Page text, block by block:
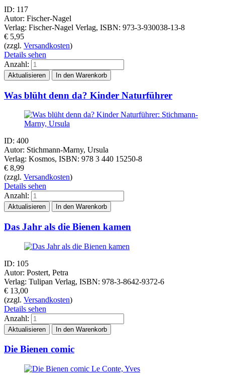
ID: 117
Autor: Fischer-Nagel
Verlag: Fischer-Nagel Verlag, ISBN: 973-3-930038-13-8
€ 5,95
(zzgl. Versandkosten)
Details sehen
Anzahl:
Was blüht denn da? Kinder Naturführer
ID: 400
Autor: Stichmann-Marny, Ursula
Verlag: Kosmos, ISBN: 978 3 440 15250-8
€ 8,99
(zzgl. Versandkosten)
Details sehen
Anzahl:
Das Jahr als die Bienen kamen
ID: 105
Autor: Postert, Petra
Verlag: Tulipan Verlag, ISBN: 978-3-8642-9372-6
€ 13,00
(zzgl. Versandkosten)
Details sehen
Anzahl:
Die Bienen comic